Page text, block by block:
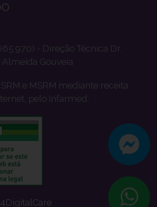
970) - Direção Técnica Dr.
Almeida Gouveia
e MSRM mediante receita
pelo Infarmed.